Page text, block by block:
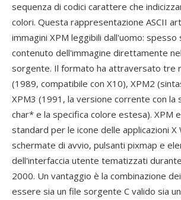
sequenza di codici carattere che
colori. Questa rappresentazione ASCII
immagini XPM leggibili dall'uomo: spesso
contenuto dell'immagine direttamente
sorgente. Il formato ha attraversato tre
(1989, compatibile con X10), XPM2
XPM3 (1991, la versione corrente con la
char* e la specifica colore estesa). XPM
standard per le icone delle applicazioni X
schermate di avvio, pulsanti pixmap e
dell'interfaccia utente tematizzati
2000. Un vantaggio è la combinazione
essere sia un file sorgente C valido sia